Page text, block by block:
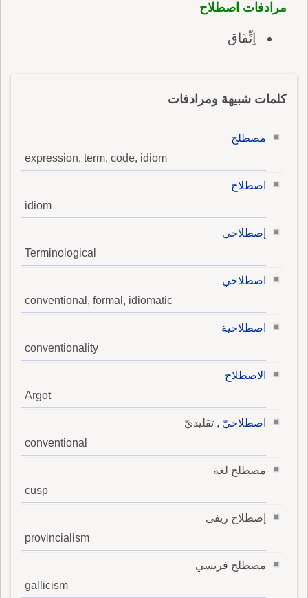
مرادفات اصطلاح
اِتِّفَاق
كلمات شبيهة ومرادفات
مصطلح
expression, term, code, idiom
اصطلاح
idiom
إصطلاحي
Terminological
اصطلاحي
conventional, formal, idiomatic
اصطلاحية
conventionality
الاصطلاح
Argot
اصطلاحيّ , تقليديّ
conventional
مصطلح لغة
cusp
إصطلاح ريفي
provincialism
مصطلح فرنسي
gallicism